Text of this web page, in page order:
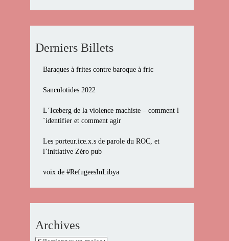
Derniers Billets
Baraques à frites contre baroque à fric
Sanculotides 2022
L´Iceberg de la violence machiste – comment l
´identifier et comment agir
Les porteur.ice.x.s de parole du ROC, et
l’initiative Zéro pub
voix de #RefugeesInLibya
Archives